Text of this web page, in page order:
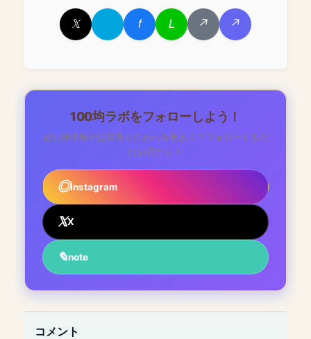
100均ラボをフォローしよう！
超お得情報や懸賞等も行われる事あり？フォローするだ
けお得かも！
Instagram
X
note
コメント